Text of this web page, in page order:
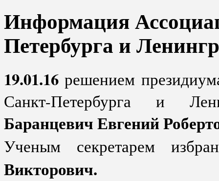
Информация
Петербурга и
19.01.16 решением
Санкт-Петербурга и
Баранцевич Евгений
Ученым секретарем
Викторович.